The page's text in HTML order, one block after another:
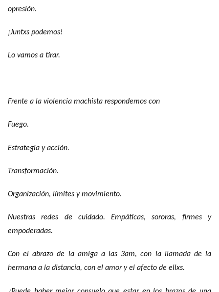
opresión.
¡Juntxs podemos!
Lo vamos a tirar.
Frente a la violencia machista respondemos con
Fuego.
Estrategia y acción.
Transformación.
Organización, límites y movimiento.
Nuestras redes de cuidado. Empáticas, sororas, firmes y
empoderadas.
Con el abrazo de la amiga a las 3am, con la llamada de la
hermana a la distancia, con el amor y el afecto de ellxs.